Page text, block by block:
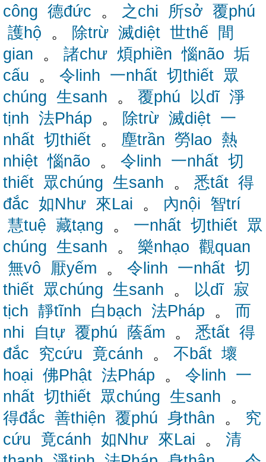
công 德đức 。 之chi 所sở 覆phú
護hộ 。 除trừ 滅diệt 世thế
間
gian 。 諸chư 煩phiền 惱não 垢
cấu 。 令linh 一nhất 切thiết 眾
chúng 生sanh 。 覆phú 以dĩ 淨
tịnh 法Pháp 。 除trừ 滅diệt 一
nhất 切thiết 。 塵trần 勞lao 熱
nhiệt 惱não 。 令linh 一nhất 切
thiết 眾chúng 生sanh 。 悉tất 得
đắc 如Như 來Lai 。 內nội 智trí
慧tuệ 藏tạng 。 一nhất 切thiết 眾
chúng 生sanh 。 樂nhạo 觀quan
無vô
厭yếm 。 令linh 一nhất 切
thiết 眾chúng 生sanh 。 以dĩ 寂
tịch 靜tĩnh 白bạch 法Pháp 。 而
nhi
自tự 覆phú 蔭ấm 。 悉tất 得
đắc
究cứu 竟cánh 。 不bất 壞
hoại 佛Phật 法Pháp 。 令linh 一
nhất 切thiết 眾chúng 生sanh 。
得đắc 善thiện 覆phú 身thân 。 究
cứu
竟cánh 如Như 來Lai 。 清